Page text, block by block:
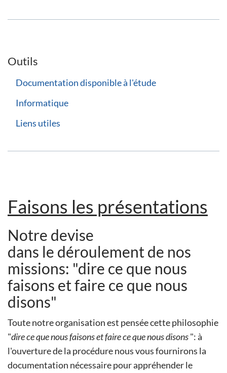
Outils
Documentation disponible à l'étude
Informatique
Liens utiles
Faisons les présentations
Notre devise
dans le déroulement de nos
missions: "dire ce que nous
faisons et faire ce que nous
disons"
Toute notre organisation est pensée cette philosophie
"dire ce que nous faisons et faire ce que nous disons": à
l'ouverture de la procédure nous vous fournirons la
documentation nécessaire pour appréhender le